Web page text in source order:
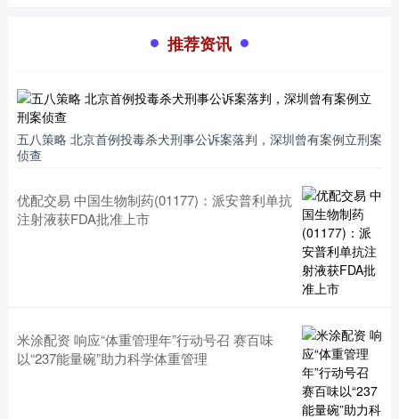
推荐资讯
五八策略 北京首例投毒杀犬刑事公诉案落判，深圳曾有案例立刑案
侦查
优配交易 中国生物制药(01177)：派安普利单抗
注射液获FDA批准上市
米涂配资 响应“体重管理年”行动号召 赛百味
以“237能量碗”助力科学体重管理